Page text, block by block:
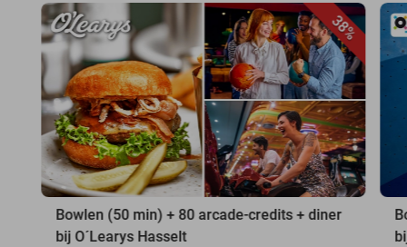
38%
Bowlen (50 min) + 80 arcade-credits + diner
bij O´Learys Hasselt